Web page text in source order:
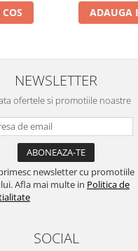
ADAUGA
NEWSLETTER
ofertele si promotiile noastre
newsletter cu promotiile
Afla mai multe in Politica de
SOCIAL